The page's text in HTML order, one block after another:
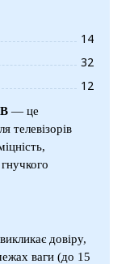
14
32
12
— це
телевізорів
довіру,
ваги (до 15